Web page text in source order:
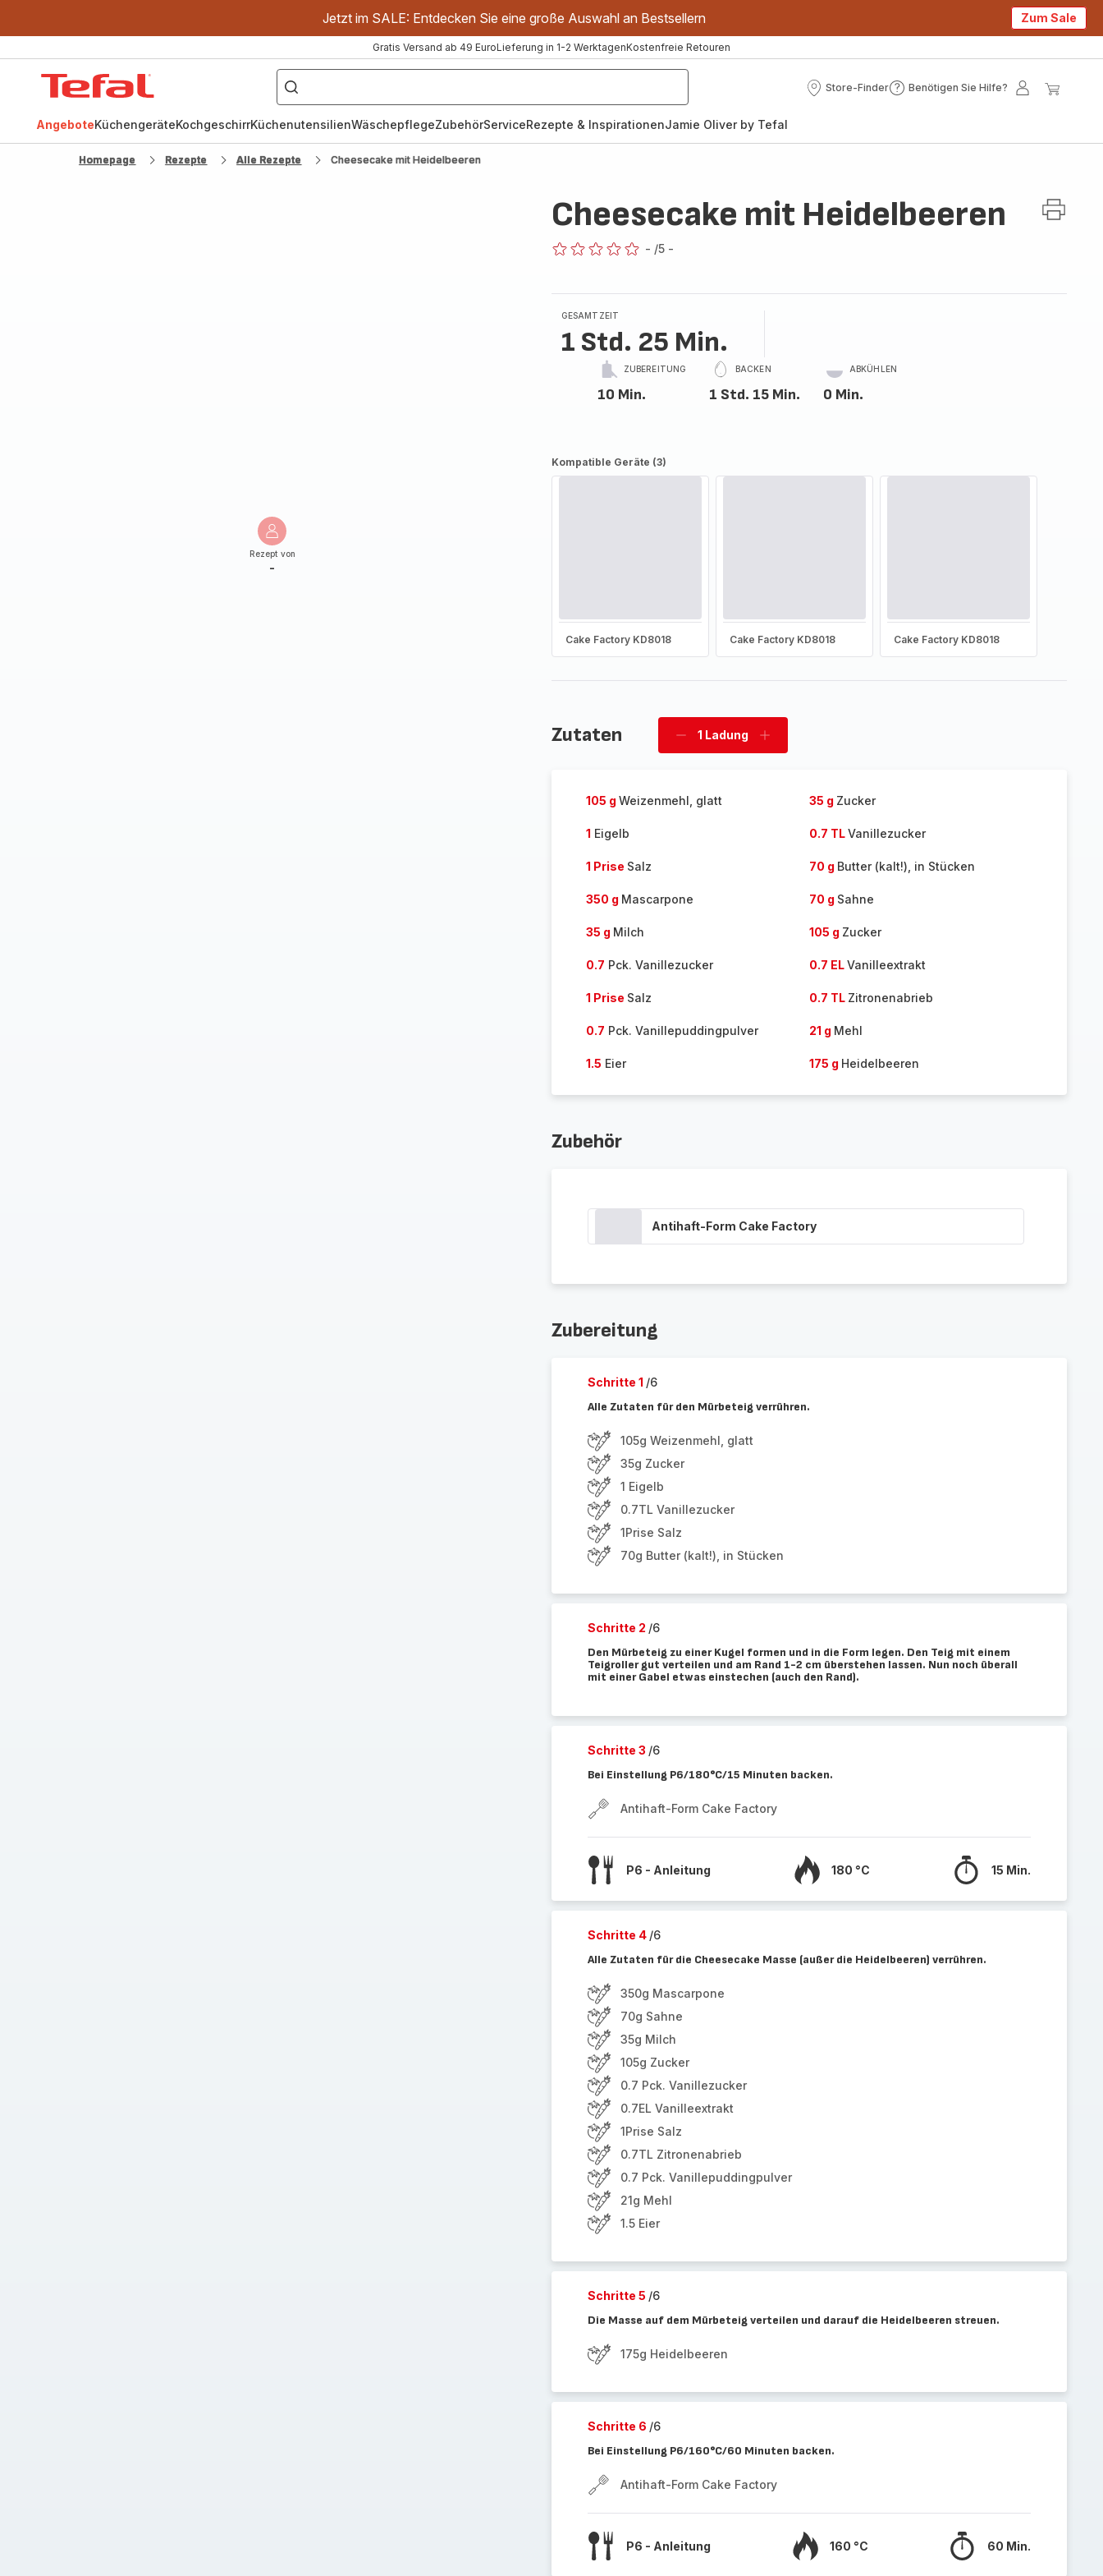
Jetzt im SALE: Entdecken Sie eine große Auswahl an Bestsellern Zum Sale
Gratis Versand ab 49 EuroLieferung in 1-2 WerktagenKostenfreie Retouren
["OptiGrill","Easy
Fry","Pfanne"]
Store-Finder
Store-
Benötigen Sie Hilfe?
Benötigen
Mein
AngeboteKüchengeräteKochgeschirrKüchenutensilienWäschepflegeZubehörServiceRezepte & InspirationenJamie Oliver by Tefal
Homepage Rezepte Alle Rezepte Cheesecake mit Heidelbeeren
Rezept von
-
Cheesecake mit Heidelbeeren
- /5 -
GESAMTZEIT
1 Std. 25 Min.
ZUBEREITUNG
10 Min.
BACKEN
1 Std. 15 Min.
ABKÜHLEN
0 Min.
Kompatible Geräte (3)
Cake Factory KD8018 Cake Factory KD8018 Cake Factory KD8018
Zutaten
Ladung
1 Ladung
Ladung
105 g Weizenmehl, glatt 35 g Zucker
1 Eigelb 0.7 TLVanillezucker
1 Prise Salz 70 g Butter (kalt!), in Stücken
350 g Mascarpone 70 g Sahne
35 g Milch 105 g Zucker
0.7 Pck. Vanillezucker 0.7 ELVanilleextrakt
1 Prise Salz 0.7 TL Zitronenabrieb
0.7 Pck. Vanillepuddingpulver 21 g Mehl
1.5 Eier 175 g Heidelbeeren
Zubehör
Antihaft-Form Cake Factory
Zubereitung
Schritte 1 /6
Alle Zutaten für den Mürbeteig verrühren.
105g Weizenmehl, glatt
35g Zucker
1 Eigelb
0.7TL Vanillezucker
1Prise Salz
70g Butter (kalt!), in Stücken
Schritte 2 /6
Den Mürbeteig zu einer Kugel formen und in die Form legen. Den Teig mit einem
Teigroller gut verteilen und am Rand 1-2 cm überstehen lassen. Nun noch überall
mit einer Gabel etwas einstechen (auch den Rand).
Schritte 3 /6
Bei Einstellung P6/180°C/15 Minuten backen.
Antihaft-Form Cake Factory
P6 - Anleitung 180 °C 15 Min.
Schritte 4 /6
Alle Zutaten für die Cheesecake Masse (außer die Heidelbeeren) verrühren.
350g Mascarpone
70g Sahne
35g Milch
105g Zucker
0.7 Pck. Vanillezucker
0.7EL Vanilleextrakt
1Prise Salz
0.7TL Zitronenabrieb
0.7 Pck. Vanillepuddingpulver
21g Mehl
1.5 Eier
Schritte 5 /6
Die Masse auf dem Mürbeteig verteilen und darauf die Heidelbeeren streuen.
175g Heidelbeeren
Schritte 6 /6
Bei Einstellung P6/160°C/60 Minuten backen.
Antihaft-Form Cake Factory
P6 - Anleitung 160 °C 60 Min.